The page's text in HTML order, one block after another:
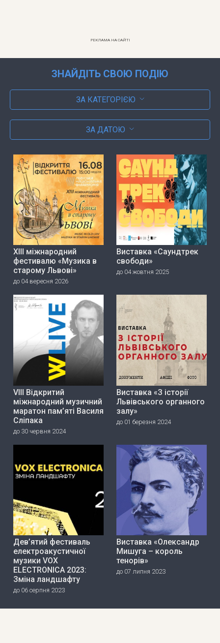
РЕКЛАМА НА САЙТІ
ЗНАЙДІТЬ СВОЮ ПОДІЮ
ЗА КАТЕГОРІЄЮ
ЗА ДАТОЮ
ХІІІ міжнародний
фестивалю «Музика в
старому Львові»
до 04 вересня 2026
Виставка «Саундтрек
свободи»
до 04 жовтня 2025
VIII Відкритий
міжнародний музичний
маратон пам’яті Василя
Сліпака
до 30 червня 2024
Виставка «З історії
Львівського органного
залу»
до 01 березня 2024
Дев’ятий фестиваль
електроакустичної
музики VOX
ELECTRONICA 2023:
Зміна ландшафту
до 06 серпня 2023
Виставка «Олександр
Мишуга – король
тенорів»
до 07 липня 2023